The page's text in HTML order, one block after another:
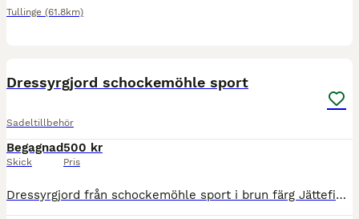
Tullinge (61.8km)
Dressyrgjord schockemöhle sport
Sadeltillbehör
Begagnad
Skick
500 kr
Pris
Dressyrgjord från schockemöhle sport i brun färg Jättefint skick, tvättas mer genomgående innan jag skickar. Ca 50-55cm